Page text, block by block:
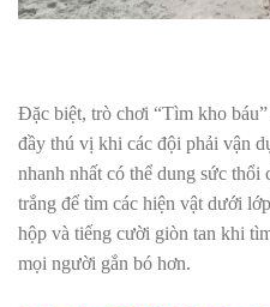
Đặc biệt, trò chơi “Tìm kho
đầy thú vị khi các đội phải vận
nhanh nhất có thể dung sức thổi
trắng để tìm các hiện vật dưới
hộp và tiếng cười giòn tan khi
mọi người gắn bó hơn.